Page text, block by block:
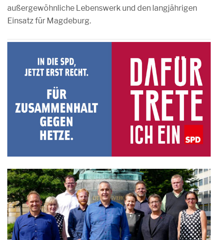
außergewöhnliche Lebenswerk und den langjährigen
Einsatz für Magdeburg.